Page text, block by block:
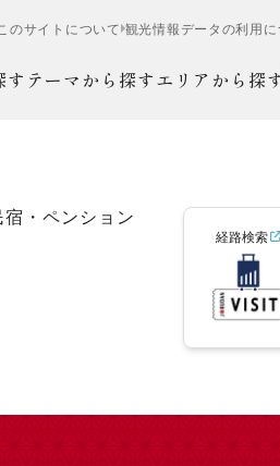
のサイトについて 観光情報データの利用に
す テーマから探すエリアから探
宿・ペンション
経路検索